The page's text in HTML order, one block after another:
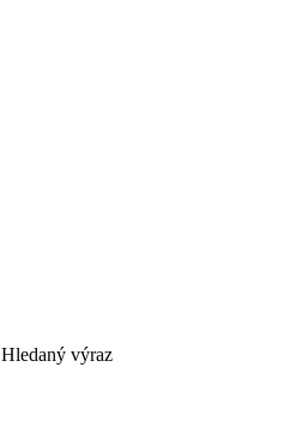
Hledaný výraz